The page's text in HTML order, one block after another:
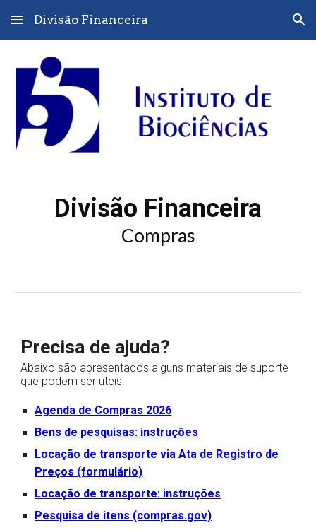
Skip to main content Skip to navigation
Divisão Financeira
Divisão Financeira
Compras
Precisa de ajuda?
Abaixo são apresentados alguns materiais de suporte
que podem ser úteis.
Agenda de Compras 2026
Bens de pesquisas: instruções
Locação de transporte via Ata de Registro de
Preços (formulário)
Locação de transporte: instruções
Pesquisa de itens (compras.gov)